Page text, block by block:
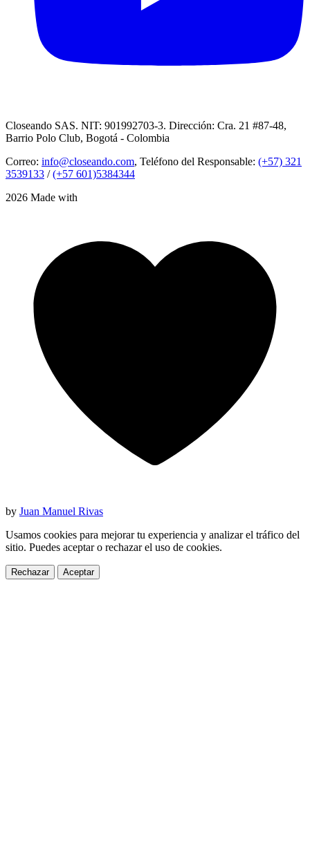
Closeando SAS. NIT: 901992703-3. Dirección: Cra. 21 #87-48,
Barrio Polo Club, Bogotá - Colombia
Correo: info@closeando.com, Teléfono del Responsable: (+57) 321
3539133 /(+57 601)5384344
2026 Made with
by Juan Manuel Rivas
Usamos cookies para mejorar tu experiencia y analizar el tráfico del
sitio. Puedes aceptar o rechazar el uso de cookies.
Rechazar Aceptar